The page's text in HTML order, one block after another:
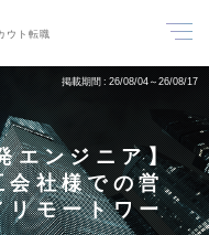
ウト転職
掲載期間 26/08/04～26/08/17
エンジニア】
会社様での営
リモートワー